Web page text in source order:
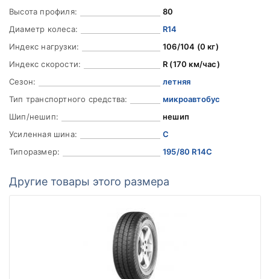
Высота профиля:
80
Диаметр колеса:
R14
Индекс нагрузки:
106/104 (0 кг)
Индекс скорости:
R (170 км/час)
Сезон:
летняя
Тип транспортного средства:
микроавтобус
Шип/нешип:
нешип
Усиленная шина:
C
Типоразмер:
195/80 R14C
Другие товары этого размера